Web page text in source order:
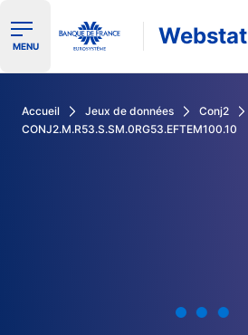
Ouvrir le menu de navigation
MENU Webstat
Accueil Jeux de données
Conj2
CONJ2.M.R53.S.SM.0RG53.EFTEM100.10